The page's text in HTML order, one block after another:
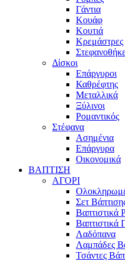
Γάντια
Κουάφ
Κουτιά
Κρεμάστρες
Δίσκοι
Επάργυροι
Καθρέφτης
Μεταλλικά
Ξύλινοι
Ρομαντικός
Στέφανα
Ασημένια
Επάργυρα
Οικονομικά
ΒΑΠΤΙΣΗ
ΑΓΟΡΙ
Σετ
Βαπτιστικά
Βαπτιστικά
Λαδόπανα
Λαμπάδες
Τσάντες